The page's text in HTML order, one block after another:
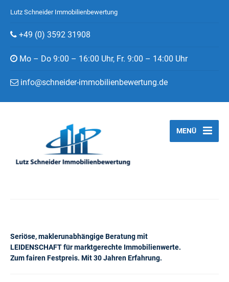
Lutz Schneider Immobilienbewertung
+49 (0) 3592 31908
Mo – Do 9:00 – 16:00 Uhr, Fr. 9:00 – 14:00 Uhr
info@schneider-immobilienbewertung.de
Seriöse, maklerunabhängige Beratung mit
LEIDENSCHAFT für marktgerechte Immobilienwerte.
Zum fairen Festpreis. Mit 30 Jahren Erfahrung.
MENÜ